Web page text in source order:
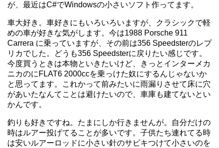
が、最近はC#でWindowsの小さいソフト作ってます。
車大好き。車好きにもいろいろいますが、クラシックで軽
めの車が好きな気がします。今は1988 Porsche 911
Carrera に乗っていますが、その前は356 Speedsterのレプ
リカでした。どうも356 Speedsterに戻りたい感じです。
今度買うときは本物といきたいけど、きっとインターメカ
ニカのにFLAT6 2000ccを乗っけた奴にするんじゃないか
と思ってます。これかって前みたいに雨漏りさせて床に穴
があいたなんてことは避けたいので、車庫も建てないとい
かんです。
釣りも好きですね。たまにしか行きませんが。自分だけの
時はルアー投げてることが多いです。子供たち連れてる時
は安いルアーロッドに小さい針のサビキつけて小さいのを